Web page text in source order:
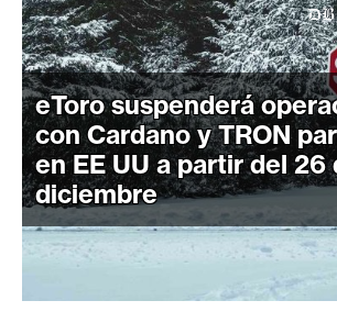
C
r
i
p
t
o
M
e
r
a
eToro suspenderá
con Cardano y TRON
en EE UU a partir del 26
diciembre